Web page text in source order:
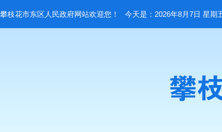
攀枝花市东区人民政府网站欢迎您！ 今天是：2026年8月7日 星期